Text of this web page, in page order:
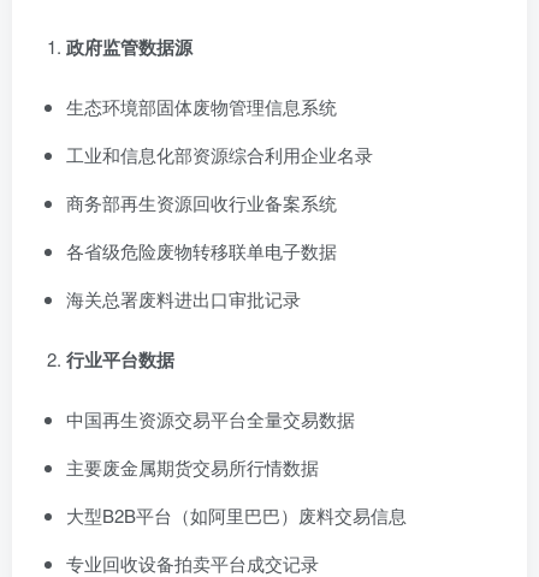
政府监管数据源
生态环境部固体废物管理信息系统
工业和信息化部资源综合利用企业名录
商务部再生资源回收行业备案系统
各省级危险废物转移联单电子数据
海关总署废料进出口审批记录
行业平台数据
中国再生资源交易平台全量交易数据
主要废金属期货交易所行情数据
大型B2B平台（如阿里巴巴）废料交易信息
专业回收设备拍卖平台成交记录